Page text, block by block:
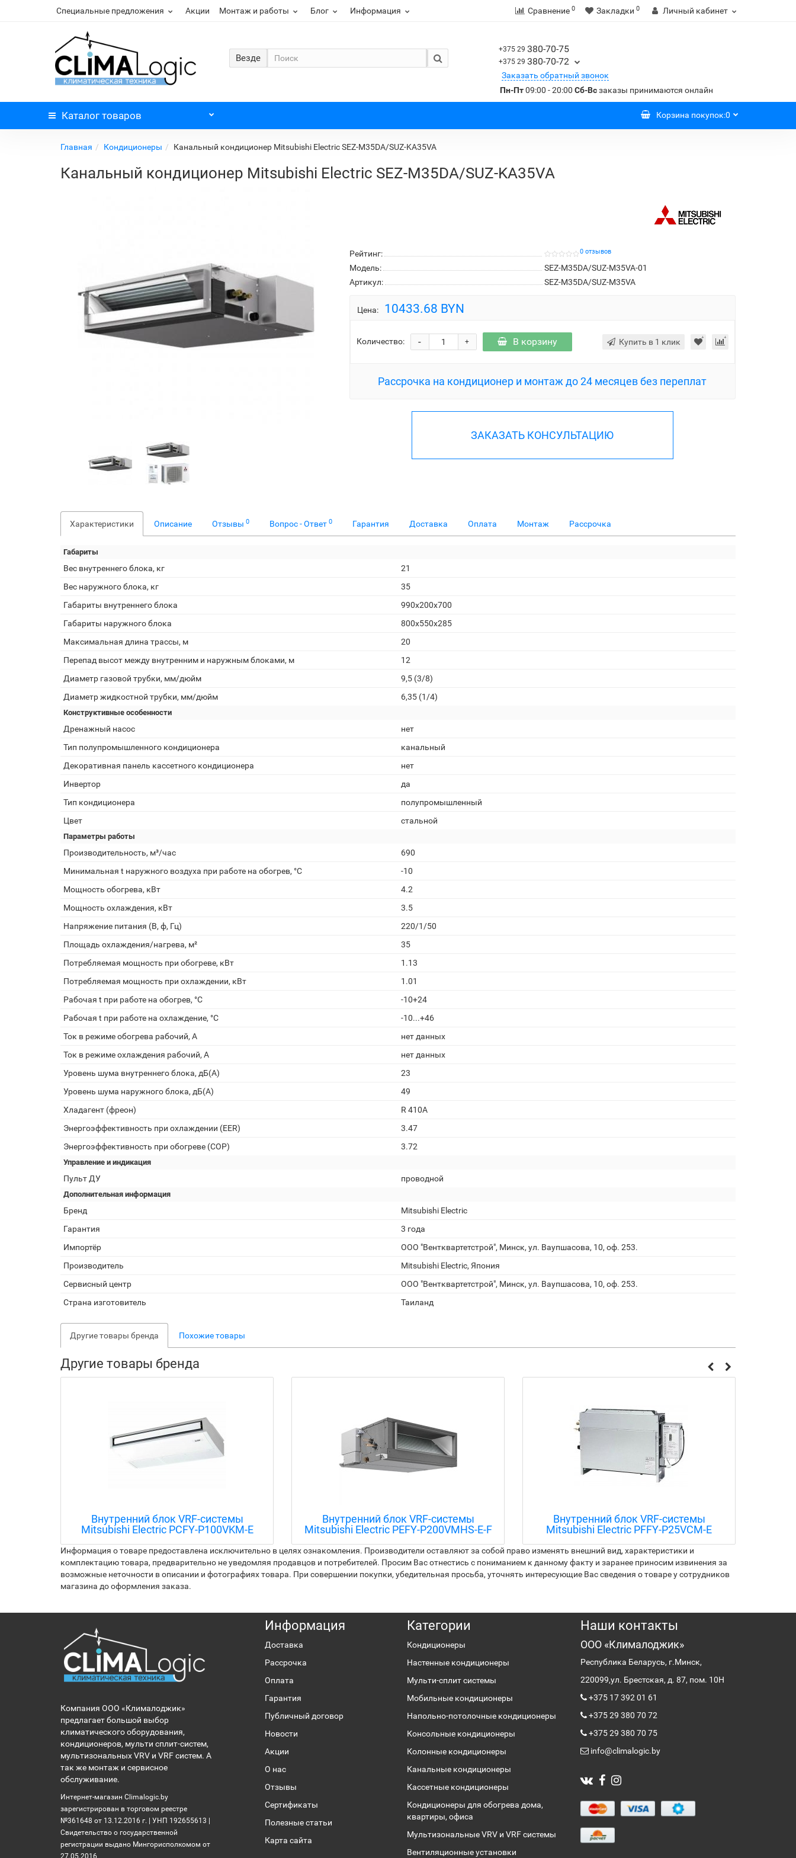
Специальные предложения Акции Монтаж и работы Блог Информация Сравнение 0 Закладки 0 Личный кабинет
Везде
+375 29 380-70-75
+375 29 380-70-72
Заказать обратный звонок
Пн-Пт09:00 - 20:00 Сб-Всзаказы принимаются онлайн
Каталог товаров Корзина покупок:0
Главная Кондиционеры Канальный кондиционер Mitsubishi Electric SEZ-M35DA/SUZ-KA35VA
Канальный кондиционер Mitsubishi Electric SEZ-M35DA/SUZ-KA35VA
Рейтинг: 0 отзывов
Модель:
SEZ-M35DA/SUZ-M35VA-01
Артикул:
SEZ-M35DA/SUZ-M35VA
Цена: 10433.68 BYN
Количество: +
- В корзину Купить в 1 клик
Рассрочка на кондиционер и монтаж до 24 месяцев без переплат
ЗАКАЗАТЬ КОНСУЛЬТАЦИЮ
Характеристики Описание Отзывы 0 Вопрос - Ответ 0 Гарантия Доставка Оплата Монтаж Рассрочка
Габариты
Вес внутреннего блока, кг
21
Вес наружного блока, кг
35
Габариты внутреннего блока
990х200х700
Габариты наружного блока
800х550х285
Максимальная длина трассы, м
20
Перепад высот между внутренним и наружным блоками, м
12
Диаметр газовой трубки, мм/дюйм
9,5 (3/8)
Диаметр жидкостной трубки, мм/дюйм
6,35 (1/4)
Конструктивные особенности
Дренажный насос
нет
Тип полупромышленного кондиционера
канальный
Декоративная панель кассетного кондиционера
нет
Инвертор
да
Тип кондиционера
полупромышленный
Цвет
стальной
Параметры работы
Производительность, м³/час
690
Минимальная t наружного воздуха при работе на обогрев, °С
-10
Мощность обогрева, кВт
4.2
Мощность охлаждения, кВт
3.5
Напряжение питания (В, ф, Гц)
220/1/50
Площадь охлаждения/нагрева, м²
35
Потребляемая мощность при обогреве, кВт
1.13
Потребляемая мощность при охлаждении, кВт
1.01
Рабочая t при работе на обогрев, °С
-10+24
Рабочая t при работе на охлаждение, °С
-10...+46
Ток в режиме обогрева рабочий, А
нет данных
Ток в режиме охлаждения рабочий, А
нет данных
Уровень шума внутреннего блока, дБ(А)
23
Уровень шума наружного блока, дБ(А)
49
Хладагент (фреон)
R 410A
Энергоэффективность при охлаждении (EER)
3.47
Энергоэффективность при обогреве (COP)
3.72
Управление и индикация
Пульт ДУ проводной
Дополнительная информация
Бренд
Mitsubishi Electric
Гарантия
3 года
Импортёр
ООО "Вентквартетстрой", Минск, ул. Ваупшасова, 10, оф. 253.
Производитель
Mitsubishi Electric, Япония
Сервисный центр
ООО "Вентквартетстрой", Минск, ул. Ваупшасова, 10, оф. 253.
Страна изготовитель
Таиланд
Другие товары бренда Похожие товары
Другие товары бренда
Внутренний блок VRF-системы
Mitsubishi Electric PEFY-P200VMHS-E-F
Внутренний блок VRF-системы
Mitsubishi Electric PFFY-P25VCM-E
Внутренний блок VRF-системы
Mitsubishi Electric PEFY-P20VMA-E
Информация о товаре предоставлена исключительно в целях ознакомления. Производители оставляют за собой право изменять внешний вид, характеристики и
комплектацию товара, предварительно не уведомляя продавцов и потребителей. Просим Вас отнестись с пониманием к данному факту и заранее приносим извинения за
возможные неточности в описании и фотографиях товара. При совершении покупки, убедительная просьба, уточнять интересующие Вас сведения о товаре у сотрудников
магазина до оформления заказа.
Компания ООО «Клималоджик»
предлагает большой выбор
климатического оборудования,
кондиционеров, мульти сплит-систем,
мультизональных VRV и VRF систем. А
так же монтаж и сервисное
обслуживание.
Интернет-магазин Climalogic.by
зарегистрирован в торговом реестре
№361648 от 13.12.2016 г. | УНП 192655613 |
Свидетельство о государственной
регистрации выдано Мингорисполкомом от
27.05.2016
Информация
Доставка
Рассрочка
Оплата
Гарантия
Публичный договор
Новости
Акции
О нас
Отзывы
Сертификаты
Полезные статьи
Карта сайта
Категории
Кондиционеры
Настенные кондиционеры
Мульти-сплит системы
Мобильные кондиционеры
Напольно-потолочные кондиционеры
Консольные кондиционеры
Колонные кондиционеры
Канальные кондиционеры
Кассетные кондиционеры
Кондиционеры для обогрева дома,
квартиры, офиса
Мультизональные VRV и VRF системы
Вентиляционные установки
Наши контакты
ООО «Клималоджик»
Республика Беларусь, г.Минск,
220099,ул. Брестская, д. 87, пом. 10Н
+375 17 392 01 61
+375 29 380 70 72
+375 29 380 70 75
info@climalogic.by